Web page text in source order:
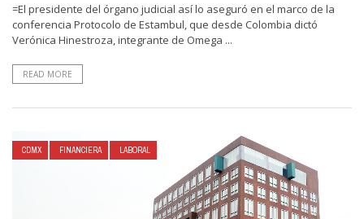
=El presidente del órgano judicial así lo aseguró en el marco de la
conferencia Protocolo de Estambul, que desde Colombia dictó
Verónica Hinestroza, integrante de Omega ...
READ MORE
CDMX FINANCIERA LABORAL